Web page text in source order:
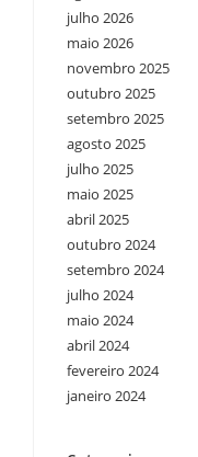
julho 2026
maio 2026
novembro 2025
outubro 2025
setembro 2025
agosto 2025
julho 2025
maio 2025
abril 2025
outubro 2024
setembro 2024
julho 2024
maio 2024
abril 2024
fevereiro 2024
janeiro 2024